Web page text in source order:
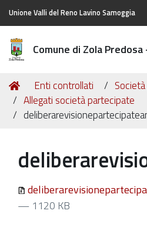
Unione Valli del Reno Lavino Samoggia
Comune di Zola
Tu
sei
qui:
Home
Enti controllati
Allegati società partecipate
— 1120 KB